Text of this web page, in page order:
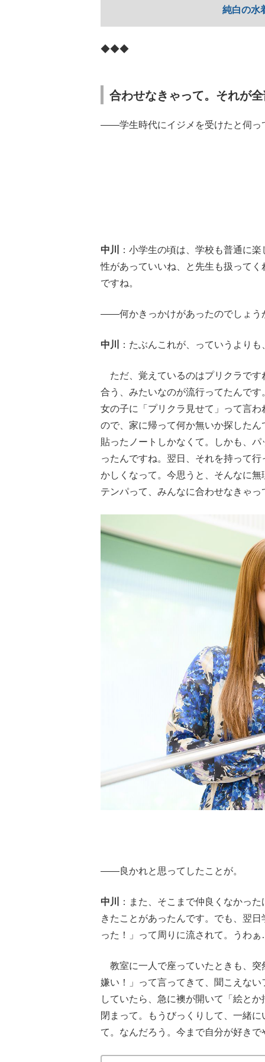
純白の水
◆◆◆
合わせなきゃって。それが
――学生時代にイジメを受けたと伺っ
中川
：小学生の頃は、学校も普通に
性があっていいね、と先生も扱って
ですね。
――何かきっかけがあったのでしょう
中川 ：たぶんこれが、っていうより
ただ、覚えているのはプリクラです
合う、みたいなのが流行ってたんで
女の子に「プリクラ見せて」って言
ので、家に帰って何か無いか探した
貼ったノートしかなくて。しかも、
ったんですね。翌日、それを持って
かしくなって。今思うと、そんなに
テンパって、みんなに合わせなきゃ
――良かれと思ってしたことが。
中川
：また、そこまで仲良くなかっ
きたことがあったんです。でも、翌
った！」って周りに流されて。うわ
教室に一人で座っていたときも、突
嫌い！」って言ってきて、聞こえな
していたら、急に襖が開いて「絵と
閉まって。もうびっくりして、一緒
て。なんだろう。今まで自分が好き